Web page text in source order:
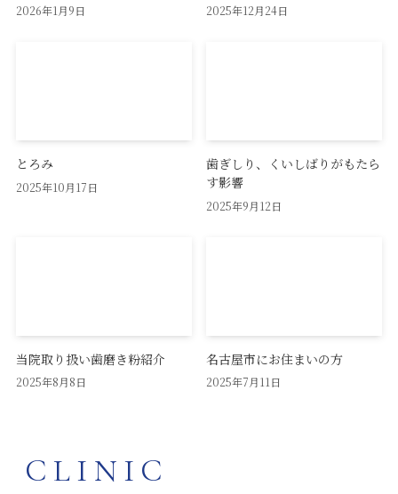
2026年1月9日 2025年12月24日
とろみ
2025年10月17日
歯ぎしり、くいしばりがもたら
す影響
2025年9月12日
当院取り扱い歯磨き粉紹介
2025年8月8日
名古屋市にお住まいの方
2025年7月11日
CLINIC